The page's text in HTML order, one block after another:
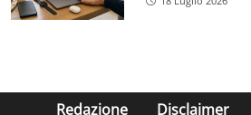
Redazione Disclaimer